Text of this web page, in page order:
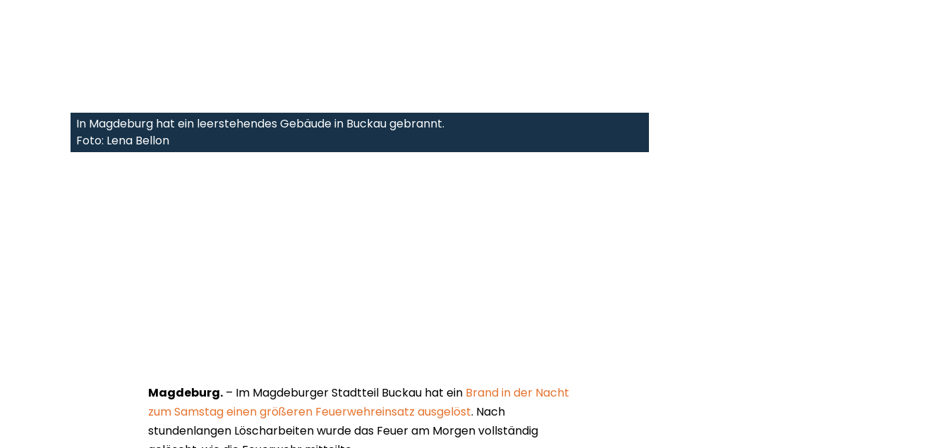
In Magdeburg hat ein leerstehendes Gebäude in Buckau gebrannt.
Foto: Lena Bellon
Magdeburg. – Im Magdeburger Stadtteil Buckau hat ein Brand in der Nacht
zum Samstag einen größeren Feuerwehreinsatz ausgelöst. Nach
stundenlangen Löscharbeiten wurde das Feuer am Morgen vollständig